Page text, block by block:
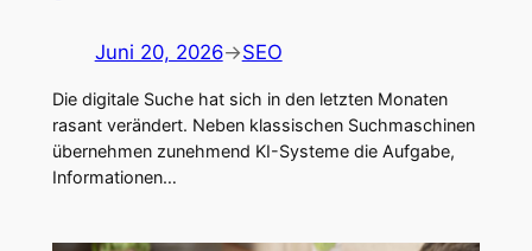
Juni 20, 2026→SEO
Die digitale Suche hat sich in den letzten Monaten
rasant verändert. Neben klassischen Suchmaschinen
übernehmen zunehmend KI-Systeme die Aufgabe,
Informationen…